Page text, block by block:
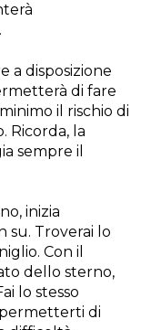
a disposizione
di fare
il rischio di
Ricorda, la
sempre il
inizia
su. Troverai lo
Con il
dello sterno,
lo stesso
di